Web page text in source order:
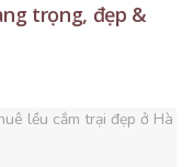
trọng, đẹp &